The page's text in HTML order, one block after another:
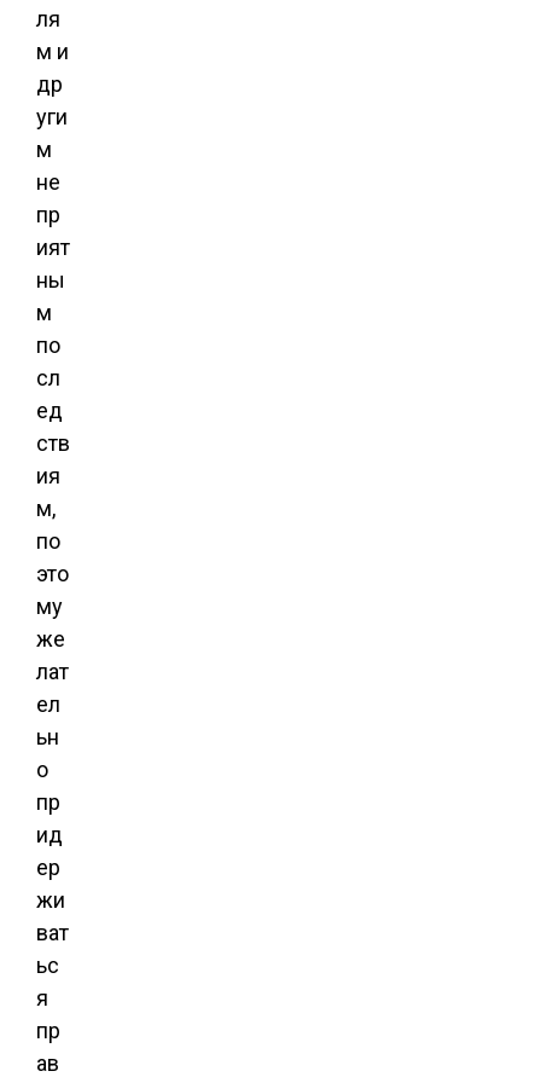
ля
м и
др
уги
м
не
пр
ият
ны
м
по
сл
ед
ств
ия
м,
по
это
му
же
лат
ел
ьн
о
пр
ид
ер
жи
ват
ьс
я
пр
ав